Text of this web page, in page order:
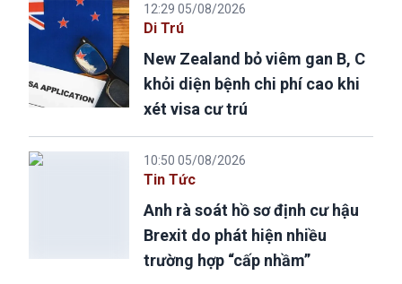
12:29 05/08/2026
Di Trú
New Zealand bỏ viêm gan B, C
khỏi diện bệnh chi phí cao khi
xét visa cư trú
10:50 05/08/2026
Tin Tức
Anh rà soát hồ sơ định cư hậu
Brexit do phát hiện nhiều
trường hợp “cấp nhầm”